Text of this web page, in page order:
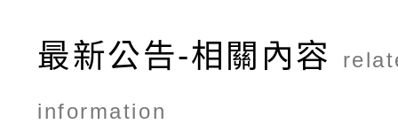
最新公告-相關內容
information